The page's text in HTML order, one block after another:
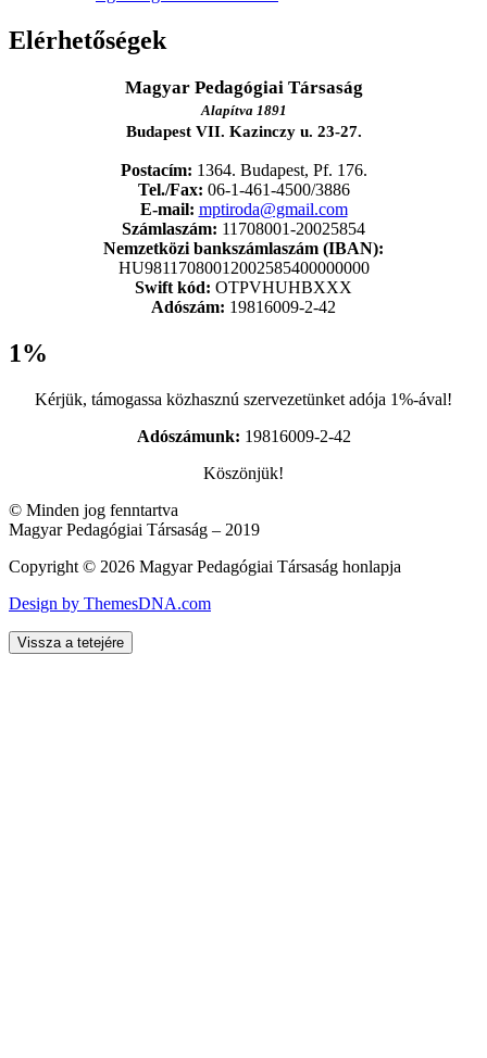
Elérhetőségek
Magyar Pedagógiai Társaság
Alapítva 1891
Budapest VII. Kazinczy u. 23-27.
Postacím: 1364. Budapest, Pf. 176.
Tel./Fax: 06-1-461-4500/3886
E-mail: mptiroda@gmail.com
Számlaszám: 11708001-20025854
Nemzetközi bankszámlaszám (IBAN):
HU98117080012002585400000000
Swift kód: OTPVHUHBXXX
Adószám: 19816009-2-42
1%
Kérjük, támogassa közhasznú szervezetünket adója 1%-ával!
Adószámunk: 19816009-2-42
Köszönjük!
© Minden jog fenntartva
Magyar Pedagógiai Társaság – 2019
Copyright © 2026 Magyar Pedagógiai Társaság honlapja
Design by ThemesDNA.com
Vissza a tetejére